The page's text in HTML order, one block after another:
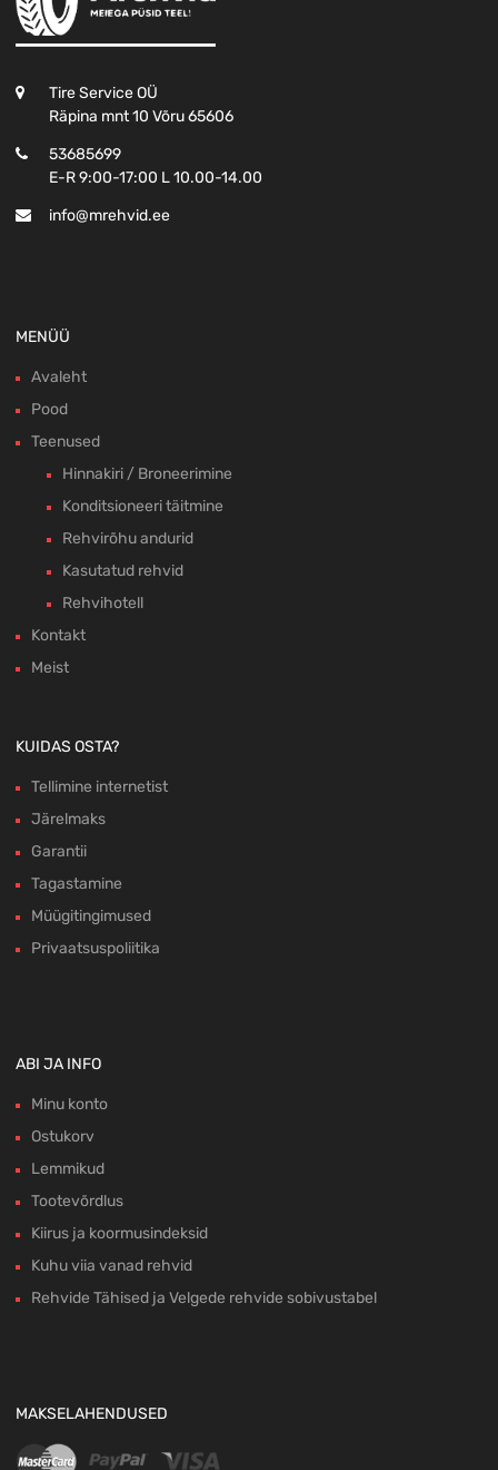
Tire Service OÜ
Räpina mnt 10 Võru 65606
53685699
E-R 9:00-17:00 L 10.00-14.00
info@mrehvid.ee
MENÜÜ
Avaleht
Pood
Teenused
Hinnakiri / Broneerimine
Konditsioneeri täitmine
Rehvirõhu andurid
Kasutatud rehvid
Rehvihotell
Kontakt
Meist
KUIDAS OSTA?
Tellimine internetist
Järelmaks
Garantii
Tagastamine
Müügitingimused
Privaatsuspoliitika
ABI JA INFO
Minu konto
Ostukorv
Lemmikud
Tootevõrdlus
Kiirus ja koormusindeksid
Kuhu viia vanad rehvid
Rehvide Tähised ja Velgede rehvide sobivustabel
MAKSELAHENDUSED